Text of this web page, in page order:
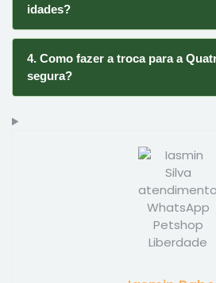
idades?
4. Como fazer a troca para a
segura?